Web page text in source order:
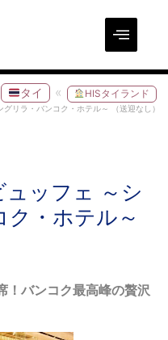
HISタイランド
タイ
リラ・バンコク・ホテル～ （送迎なし）
ッフェ ～シ
ク・ホテル～
！バンコク最高峰の贅沢